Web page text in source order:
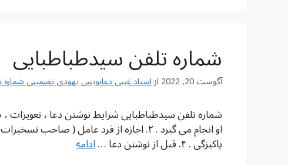
شماره تلفن سیدطباطبایی
آگوست 20, 2022 ازاستاد غیبی دعانویس یهودی تضمینی شماره تماس از
پاکیزگی . ۴. قبل از نوشتن دعا … ادامه